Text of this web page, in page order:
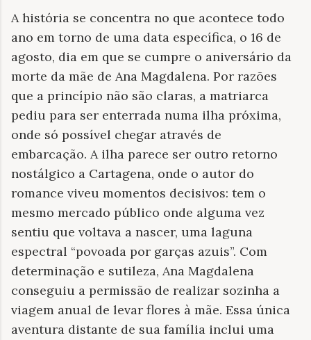
A história se concentra no que acontece todo
ano em torno de uma data específica, o 16 de
agosto, dia em que se cumpre o aniversário da
morte da mãe de Ana Magdalena. Por razões
que a princípio não são claras, a matriarca
pediu para ser enterrada numa ilha próxima,
onde só possível chegar através de
embarcação. A ilha parece ser outro retorno
nostálgico a Cartagena, onde o autor do
romance viveu momentos decisivos: tem o
mesmo mercado público onde alguma vez
sentiu que voltava a nascer, uma laguna
espectral “povoada por garças azuis”. Com
determinação e sutileza, Ana Magdalena
conseguiu a permissão de realizar sozinha a
viagem anual de levar flores à mãe. Essa única
aventura distante de sua família inclui uma